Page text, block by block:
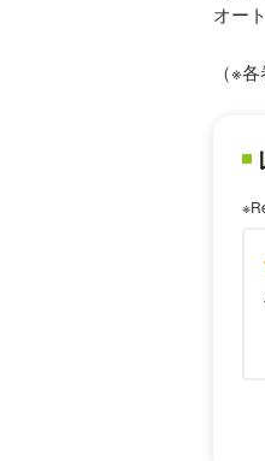
オー
（※